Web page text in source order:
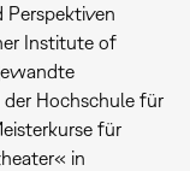
Perspektiven
Institute of
der Hochschule für
für
in